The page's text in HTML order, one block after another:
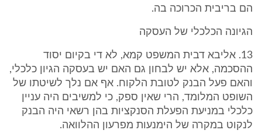
הם בריבית הכרוכה בה.
הגיונה הכלכלי של העסקה
13. אליבא דבית המשפט קמא, לא די בקיום יסוד
ההסכמה, אלא יש לבחון גם האם יש בעסקה הגיון כלכלי,
והאם פעל הבנק לטובת הלקוח. אף אם נלך לשיטתו של
השופט המלומד, הרי שאין ספק, כי למשיבים היה עניין
כלכלי במניעת הפעלת הסנקציות בהן רשאי היה הבנק
לנקוט במקרה של הימנעות מפרעון ההלוואה.